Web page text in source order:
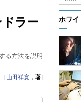
Database Expert
Linux ＆ OSS
Master of IP Network
Security & Trust
ラー
る方法を説明
[山田祥寛 ， 著]
ホワイ